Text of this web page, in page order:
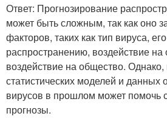
Ответ: Прогнозирование
может быть сложным, так как оно
факторов, таких как тип вируса,
распространению, воздействие на
воздействие на общество.
статистических моделей и данных
вирусов в прошлом может помочь
прогнозы.